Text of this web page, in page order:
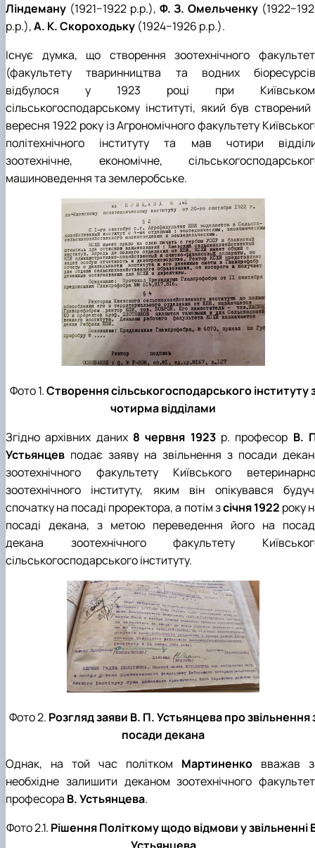
Ліндеману (1921−1922 р.р.), Ф. З. Омельченку
р.р.),А. К. Скороходьку (1924−1926 р.р.).
Існує думка, що створення зоотехнічного
(факультету тваринництва та водних
відбулося у 1923 році при
сільськогосподарському інституті, який був створений
вересня 1922 року із Агрономічного факультету
політехнічного інституту та мав чотири
зоотехнічне, економічне,
машиноведення та землеробське.
Фото 1.Створення сільськогосподарського інституту
чотирма відділами
Згідно архівних даних 8 червня 1923р. професор В.
Устьянцев подає заяву на звільнення з посади
зоотехнічного факультету Київського
зоотехнічного інституту, яким він опікувався
спочатку на посаді проректора, а потім зсічня 1922 року
посаді декана, з метою переведення його на
декана зоотехнічного факультету
сільськогосподарського інституту.
Фото 2. Розгляд заяви В. П. Устьянцева про звільнення
посади декана
Однак, на той час політком Мартиненко вважав
необхідне залишити деканом зоотехнічного
професора В. Устьянцева.
Фото 2.1. Рішення Політкому щодо відмови у звільненні